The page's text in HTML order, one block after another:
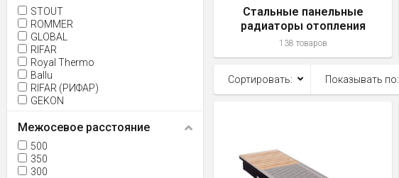
STOUT
ROMMER
GLOBAL
RIFAR
Royal Thermo
Ballu
RIFAR (РИФАР)
GEKON
Межосевое расстояние
500
350
300
Стальные панельные
радиаторы отопления
138 товаров
Сортировать: Показывать по: